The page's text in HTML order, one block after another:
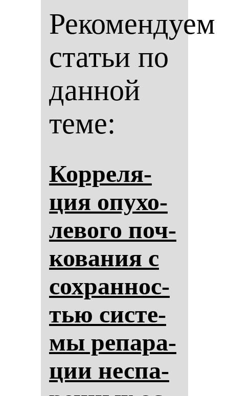
Рекомендуем
статьи по
данной
теме:
Кор­ре­ля­
ция опу­хо­
ле­во­го поч­
ко­ва­ния с
сох­ран­нос­
тью сис­те­
мы ре­па­ра­
ции нес­па­